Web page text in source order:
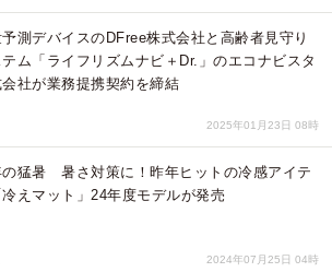
測デバイスのDFree株式会社と高齢者見守り
ム「ライフリズムナビ＋Dr.」のエコナビスタ
社が業務提携契約を締結
2025年01月23日 08時
の猛暑 暑さ対策に！昨年ヒットの冷感アイテ
えマット」24年度モデルが発売
2024年07月25日 04時